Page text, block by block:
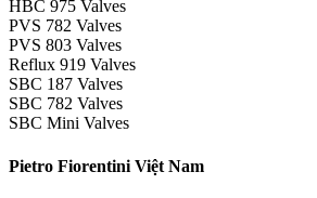
HBC 975 Valves
PVS 782 Valves
PVS 803 Valves
Reflux 919 Valves
SBC 187 Valves
SBC 782 Valves
SBC Mini Valves
Pietro Fiorentini Việt Nam